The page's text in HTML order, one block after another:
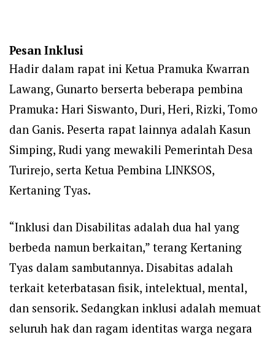
Pesan Inklusi
Hadir dalam rapat ini Ketua Pramuka Kwarran
Lawang, Gunarto berserta beberapa pembina
Pramuka: Hari Siswanto, Duri, Heri, Rizki, Tomo
dan Ganis. Peserta rapat lainnya adalah Kasun
Simping, Rudi yang mewakili Pemerintah Desa
Turirejo, serta Ketua Pembina LINKSOS,
Kertaning Tyas.
“Inklusi dan Disabilitas adalah dua hal yang
berbeda namun berkaitan,” terang Kertaning
Tyas dalam sambutannya. Disabitas adalah
terkait keterbatasan fisik, intelektual, mental,
dan sensorik. Sedangkan inklusi adalah memuat
seluruh hak dan ragam identitas warga negara